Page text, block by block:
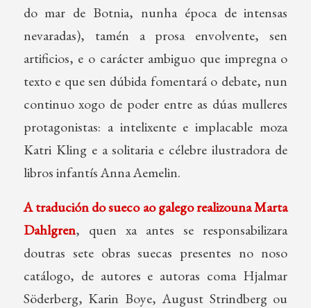
do mar de Botnia, nunha época de intensas
nevaradas), tamén a prosa envolvente, sen
artificios, e o carácter ambiguo que impregna o
texto e que sen dúbida fomentará o debate, nun
continuo xogo de poder entre as dúas mulleres
protagonistas: a intelixente e implacable moza
Katri Kling e a solitaria e célebre ilustradora de
libros infantís Anna Aemelin.
A tradución do sueco ao galego realizouna Marta
Dahlgren, quen xa antes se responsabilizara
doutras sete obras suecas presentes no noso
catálogo, de autores e autoras coma Hjalmar
Söderberg, Karin Boye, August Strindberg ou